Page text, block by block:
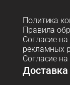
Политика
Правила
Согласие
рекламных
Согласие
Доставка